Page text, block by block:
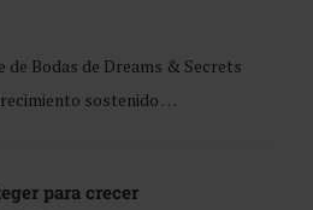
de Bodas de Dreams & Secrets
sostenido …
para crecer